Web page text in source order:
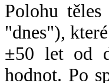
Polohu
"dnes"),
±50 let od
hodnot. Po